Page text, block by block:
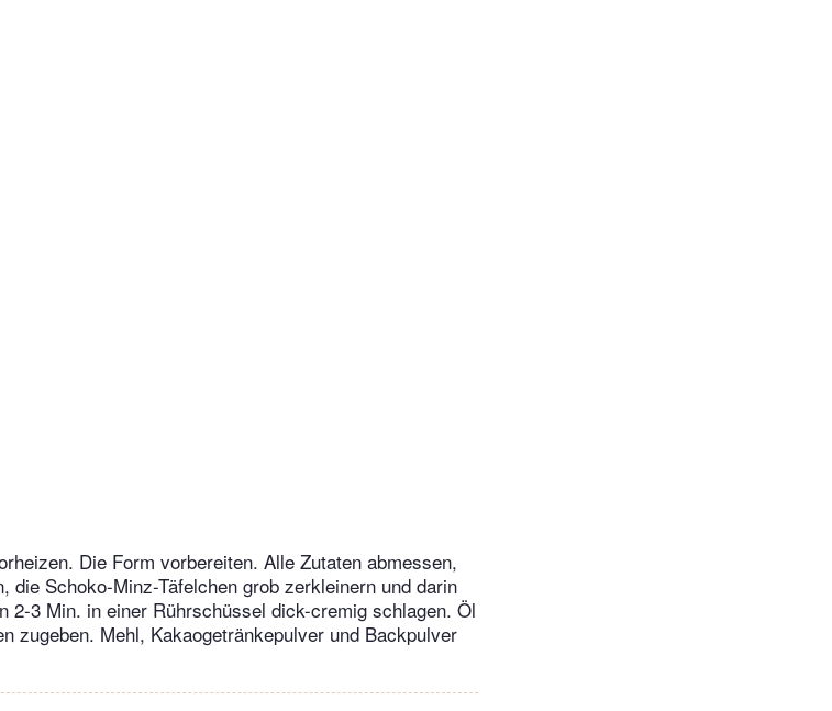
Die Form vorbereiten. Alle Zutaten abmessen,
die Schoko-Minz-Täfelchen grob zerkleinern und darin
2-3 Min. in einer Rührschüssel dick-cremig schlagen. Öl
zugeben. Mehl, Kakaogetränkepulver und Backpulver